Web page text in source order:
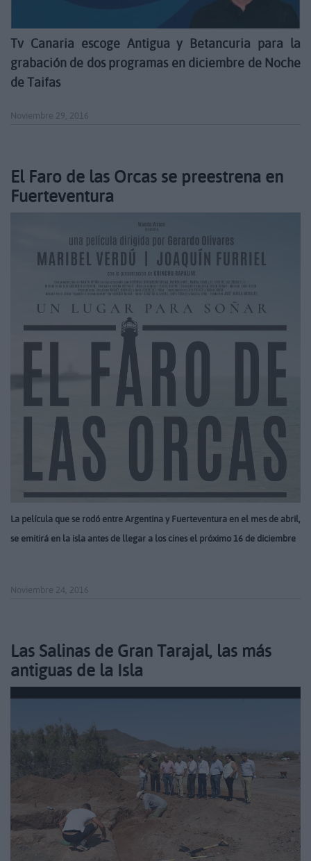
Tv Canaria escoge Antigua y Betancuria para la
grabación de dos programas en diciembre de Noche
de Taifas
Noviembre 29, 2016
El Faro de las Orcas se preestrena en
Fuerteventura
La película que se rodó entre Argentina y Fuerteventura en el mes de abril,
se emitirá en la isla antes de llegar a los cines el próximo 16 de diciembre
Noviembre 24, 2016
Las Salinas de Gran Tarajal, las más
antiguas de la Isla